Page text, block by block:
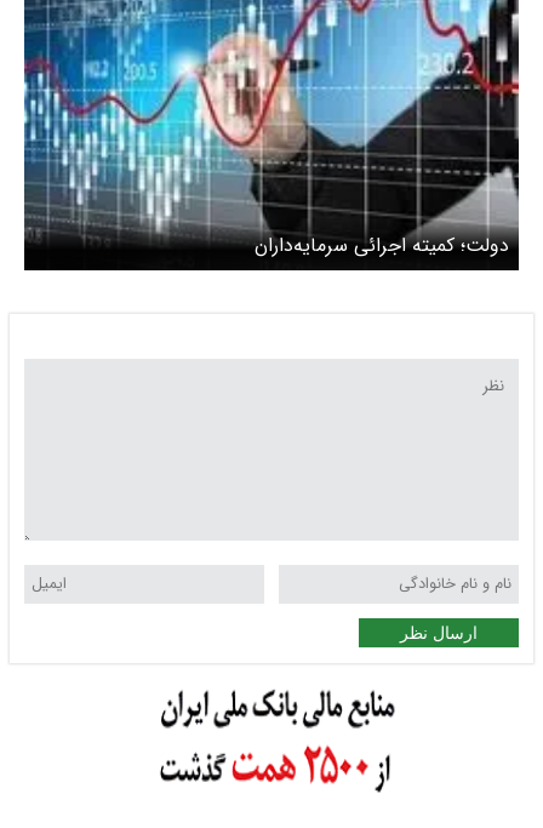
دولت؛ کمیته اجرائی سرمایه‌داران
ارسال نظر